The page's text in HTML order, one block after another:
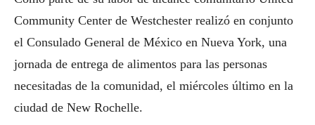
Community Center de Westchester realizó en conjunto
el Consulado General de México en Nueva York, una
jornada de entrega de alimentos para las personas
necesitadas de la comunidad, el miércoles último en la
ciudad de New Rochelle.